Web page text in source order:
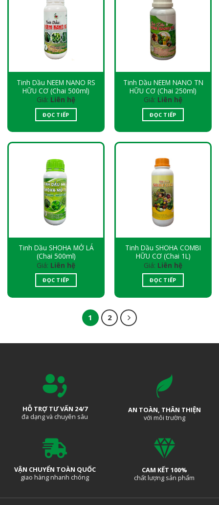
Tinh Dầu NEEM NANO RS
HỮU CƠ (Chai 500ml)
Giá: Liên hệ
ĐỌC TIẾP
Tinh Dầu NEEM NANO TN
HỮU CƠ (Chai 250ml)
Giá: Liên hệ
ĐỌC TIẾP
Tinh Dầu SHOHA MỞ LÁ
(Chai 500ml)
Giá: Liên hệ
ĐỌC TIẾP
Tinh Dầu SHOHA COMBI
HỮU CƠ (Chai 1L)
Giá: Liên hệ
ĐỌC TIẾP
1 2
HỖ TRỢ TƯ VẤN 24/7
đa dạng và chuyên sâu
AN TOÀN, THÂN THIỆN
với môi trường
VẬN CHUYỂN TOÀN QUỐC
giao hàng nhanh chóng
CAM KẾT 100%
chất lượng sản phẩm